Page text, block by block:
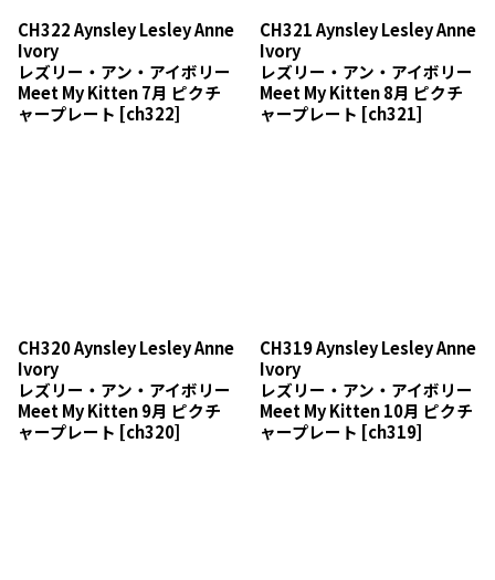
CH322 Aynsley Lesley Anne
Ivory
レズリー・アン・アイボリー
Meet My Kitten 7月 ピクチ
ャープレート [ch322]
CH321 Aynsley Lesley Anne
Ivory
レズリー・アン・アイボリー
Meet My Kitten 8月 ピクチ
ャープレート [ch321]
CH320 Aynsley Lesley Anne
Ivory
レズリー・アン・アイボリー
Meet My Kitten 9月 ピクチ
ャープレート [ch320]
CH319 Aynsley Lesley Anne
Ivory
レズリー・アン・アイボリー
Meet My Kitten 10月 ピクチ
ャープレート [ch319]